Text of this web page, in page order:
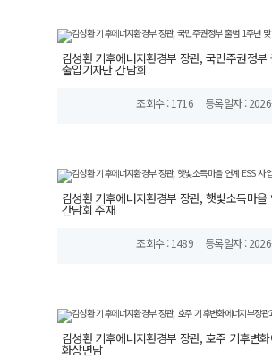
김성환 기후에너지환경부 장관, 국민주권정부
출입기자단 간담회
조회수 : 1716 등록일자 :
김성환 기후에너지환경부 장관, 햇빛소득마을
간담회 주재
조회수 : 1489 등록일자 :
김성환 기후에너지환경부 장관, 호주 기후변
화상면담